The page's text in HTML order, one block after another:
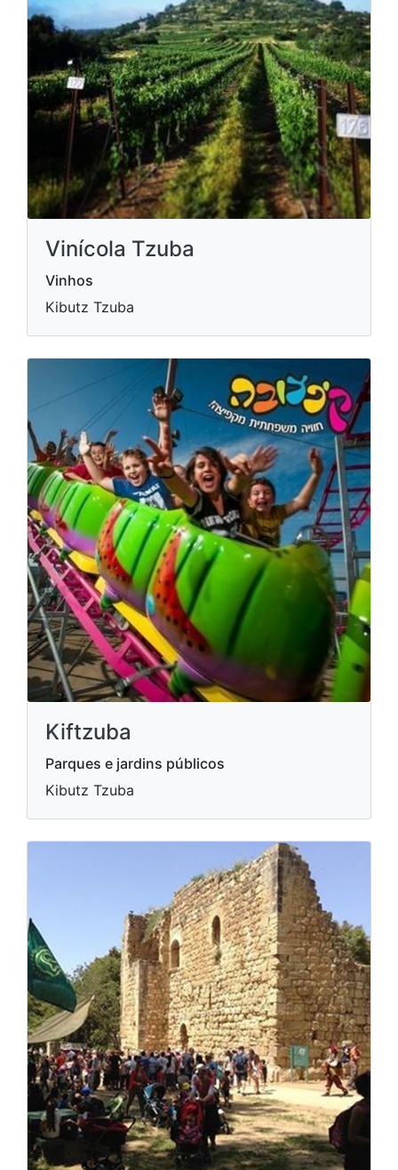
Vinícola Tzuba
Vinhos
Kibutz Tzuba
Kiftzuba
Parques e jardins públicos
Kibutz Tzuba